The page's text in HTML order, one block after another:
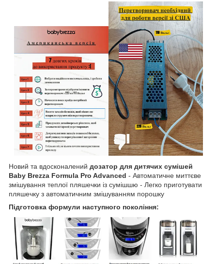
Новий та вдосконалений дозатор для дитячих сумішей
Baby Brezza Formula Pro Advanced - Автоматичне миттєве
змішування теплої пляшечки із сумішшю - Легко приготувати
пляшечку з автоматичним змішуванням порошку
Підготовка формули наступного покоління: